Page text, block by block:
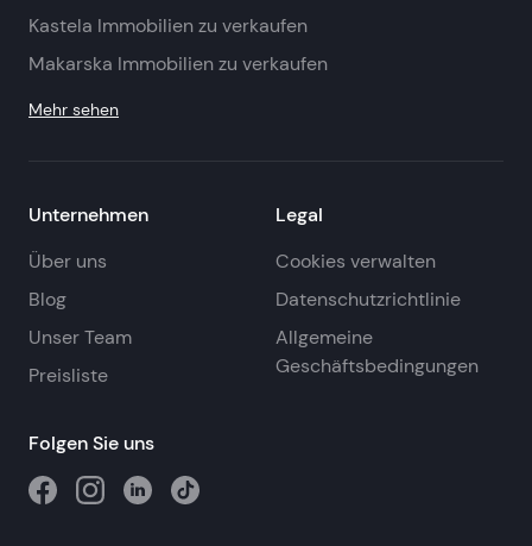
Kastela Immobilien zu verkaufen
Makarska Immobilien zu verkaufen
Mehr sehen
Unternehmen
Über uns
Blog
Unser Team
Preisliste
Legal
Cookies verwalten
Datenschutzrichtlinie
Allgemeine
Geschäftsbedingungen
Folgen Sie uns